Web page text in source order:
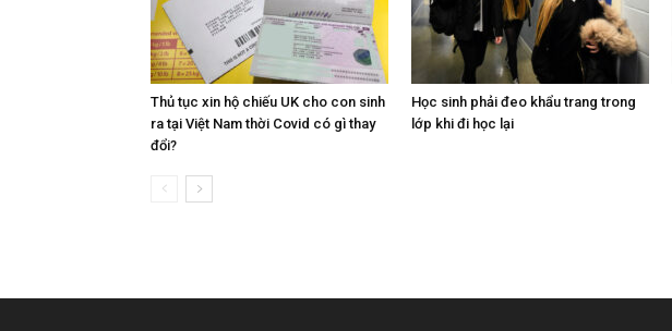
Thủ tục xin hộ chiếu UK cho con sinh
ra tại Việt Nam thời Covid có gì thay
đổi?
Học sinh phải đeo khẩu trang trong
lớp khi đi học lại